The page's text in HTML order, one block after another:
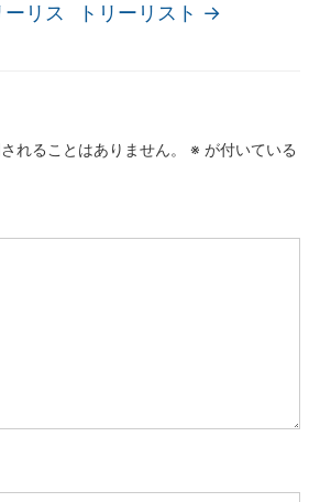
リス
トリーリスト →
れることはありません。 ※ が付いている